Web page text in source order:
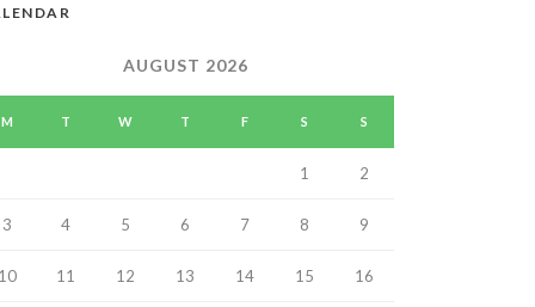
AUGUST 2026
M T W T F S S
1 2
3 4 5 6 7 8 9
11 12 13 14 15 16